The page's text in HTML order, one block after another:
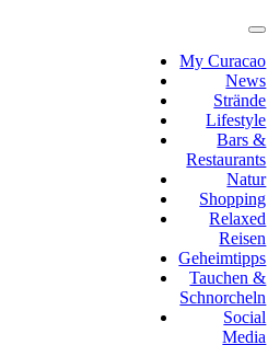
My Curacao
News
Strände
Lifestyle
Bars &
Restaurants
Natur
Shopping
Relaxed
Reisen
Geheimtipps
Tauchen &
Schnorcheln
Social
Media